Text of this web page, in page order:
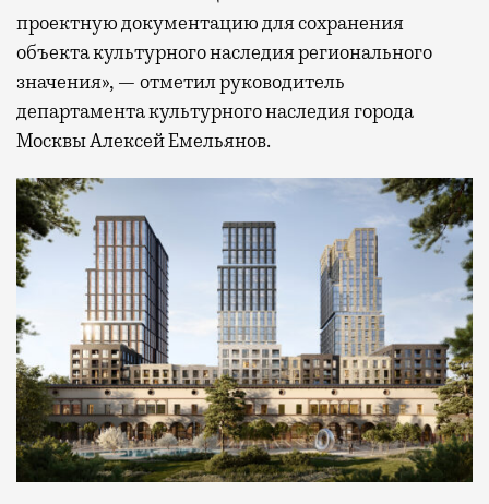
проектную документацию для сохранения
объекта культурного наследия регионального
значения», — отметил руководитель
департамента культурного наследия города
Москвы Алексей Емельянов.